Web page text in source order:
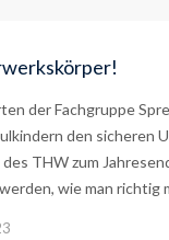
der Fachgruppe
den sicheren
THW zum
wie man